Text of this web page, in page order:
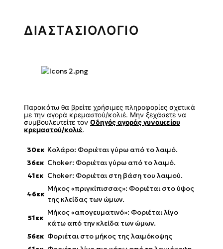
ΔΙΑΣΤΑΣΙΟΛΟΓΙΟ
Παρακάτω θα βρείτε χρήσιμες πληροφορίες σχετικά
με την αγορά κρεμαστού/κολιέ. Μην ξεχάσετε να
συμβουλευτείτε τον Οδηγός αγοράς γυναικείου
κρεμαστού/κολιέ.
30εκ Κολάρο: Φοριέται γύρω από το λαιμό.
36εκ Choker: Φοριέται γύρω από το λαιμό.
41εκ Choker: Φοριέται στη βάση του λαιμού.
46εκ
Μήκος «πριγκίπισσας»: Φοριέται στο ύψος
της κλείδας των ώμων.
51εκ
Μήκος «απογευματινό»: Φοριέται λίγο
κάτω από την κλείδα των ώμων.
56εκ Φοριέται στο μήκος της λαιμόκοψης